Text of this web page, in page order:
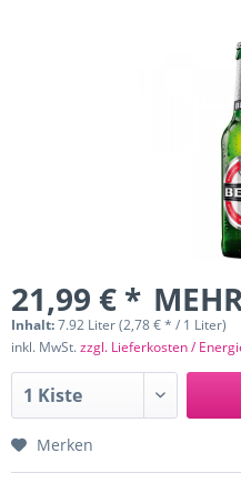
21,99 € *
Inhalt:7.92 Liter (2,78 € * / 1 Liter)
inkl. MwSt.zzgl. Lieferkosten /
Merken